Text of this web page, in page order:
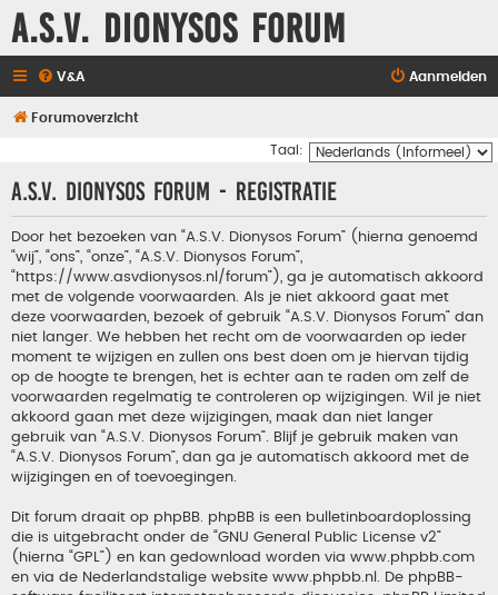
A.S.V. Dionysos Forum
V&A Aanmelden
Forumoverzicht
Taal:
A.S.V. Dionysos Forum - Registratie
Door het bezoeken van “A.S.V. Dionysos Forum” (hierna genoemd
“wij”, “ons”, “onze”, “A.S.V. Dionysos Forum”,
“https://www.asvdionysos.nl/forum”), ga je automatisch akkoord
met de volgende voorwaarden. Als je niet akkoord gaat met
deze voorwaarden, bezoek of gebruik “A.S.V. Dionysos Forum” dan
niet langer. We hebben het recht om de voorwaarden op ieder
moment te wijzigen en zullen ons best doen om je hiervan tijdig
op de hoogte te brengen, het is echter aan te raden om zelf de
voorwaarden regelmatig te controleren op wijzigingen. Wil je niet
akkoord gaan met deze wijzigingen, maak dan niet langer
gebruik van “A.S.V. Dionysos Forum”. Blijf je gebruik maken van
“A.S.V. Dionysos Forum”, dan ga je automatisch akkoord met de
wijzigingen en of toevoegingen.
Dit forum draait op phpBB. phpBB is een bulletinboardoplossing
die is uitgebracht onder de “GNU General Public License v2”
(hierna “GPL”) en kan gedownload worden via www.phpbb.com
en via de Nederlandstalige website www.phpbb.nl . De phpBB-